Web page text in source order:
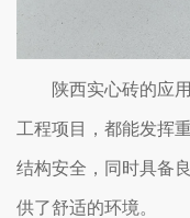
陕西实心砖的应
工程项目，都能发挥
结构安全，同时具备
供了舒适的环境。